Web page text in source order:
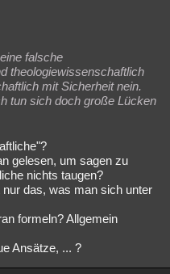
falsche
theologiewissenschaftlich
mit Sicherheit nein.
tun sich doch große Lücken
gelesen, um sagen zu
nichts taugen?
das, was man sich unter
formeln? Allgemein
Ansätze, ... ?